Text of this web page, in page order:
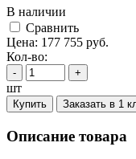
В наличии
Cравнить
Цена: 177 755 руб.
Кол-во:
- +
шт
Купить Заказать в 1
Описание товара